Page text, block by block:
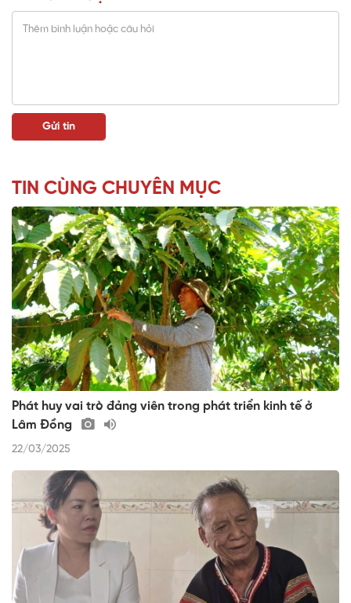
TIN CÙNG CHUYÊN MỤC
Phát huy vai trò đảng viên trong phát triển kinh tế ở
Lâm Đồng
22/03/2025